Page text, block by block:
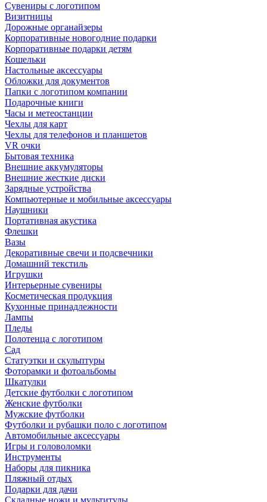
Сувениры с логотипом
Визитницы
Дорожные органайзеры
Корпоративные новогодние подарки
Корпоративные подарки детям
Кошельки
Настольные аксессуары
Обложки для документов
Папки с логотипом компании
Подарочные книги
Часы и метеостанции
Чехлы для карт
Чехлы для телефонов и планшетов
VR очки
Бытовая техника
Внешние аккумуляторы
Внешние жесткие диски
Зарядные устройства
Компьютерные и мобильные аксессуары
Наушники
Портативная акустика
Флешки
Вазы
Декоративные свечи и подсвечники
Домашний текстиль
Игрушки
Интерьерные сувениры
Косметическая продукция
Кухонные принадлежности
Лампы
Пледы
Полотенца с логотипом
Сад
Статуэтки и скульптуры
Фоторамки и фотоальбомы
Шкатулки
Детские футболки с логотипом
Женские футболки
Мужские футболки
Футболки и рубашки поло с логотипом
Автомобильные аксессуары
Игры и головоломки
Инструменты
Наборы для пикника
Пляжный отдых
Подарки для дачи